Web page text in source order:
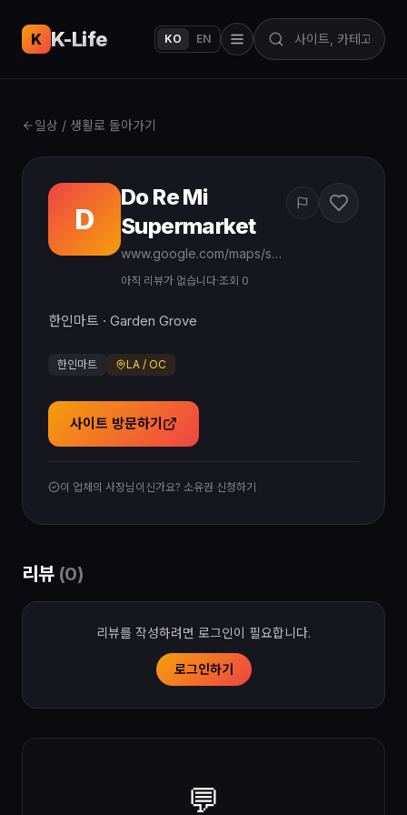
K K-Life KO EN
일상 / 생활로 돌아가기
D
Do Re Mi
Supermarket
www.google.com/maps/search/?api=1&query=Do%20Re%20Mi%20Supermarket%209772%20Garden%20Grove%20Blvd
아직 리뷰가 없습니다·조회 0
한인마트 · Garden Grove
한인마트 LA / OC
사이트 방문하기
이 업체의 사장님이신가요? 소유권 신청하기
리뷰 (0)
리뷰를 작성하려면 로그인이 필요합니다.
로그인하기
💬